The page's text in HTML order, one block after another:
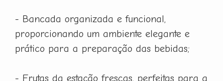
- Bancada organizada e funcional,
proporcionando um ambiente elegante e
prático para a preparação das bebidas;
- Frutas da estação frescas, perfeitas para a